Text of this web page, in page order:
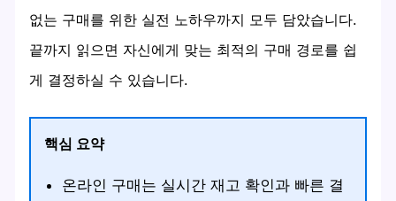
없는 구매를 위한 실전 노하우까지 모두 담았습니다.
끝까지 읽으면 자신에게 맞는 최적의 구매 경로를 쉽
게 결정하실 수 있습니다.
핵심 요약
온라인 구매는 실시간 재고 확인과 빠른 결